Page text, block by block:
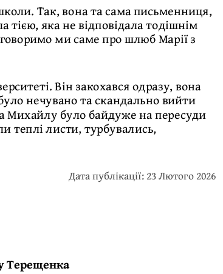
Так, вона та сама письменниця,
тією, яка не відповідала тодішнім
ми саме про шлюб Марії з
Він закохався одразу, вона
нечувано та скандально вийти
Михайлу було байдуже на пересуди
теплі листи, турбувались,
Дата публікації: 23 Лютого 2026
Терещенка